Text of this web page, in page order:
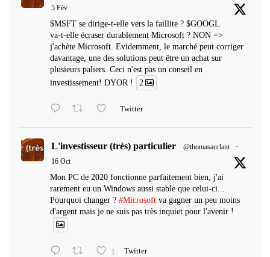
5 Fév
$MSFT se dirige-t-elle vers la faillite ? $GOOGL
va-t-elle écraser durablement Microsoft ? NON =>
j'achète Microsoft. Evidemment, le marché peut corriger
davantage, une des solutions peut être un achat sur
plusieurs paliers. Ceci n'est pas un conseil en
investissement! DYOR !
2
Twitter
L'investisseur (très) particulier @thomasaurlant
·
16 Oct
Mon PC de 2020 fonctionne parfaitement bien, j'ai
rarement eu un Windows aussi stable que celui-ci...
Pourquoi changer ? #Microsoft va gagner un peu moins
d'argent mais je ne suis pas très inquiet pour l'avenir !
1 Twitter